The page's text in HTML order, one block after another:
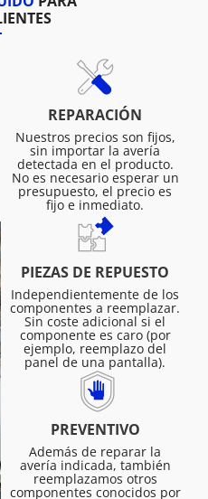
REPARACIÓN
Nuestros precios son fijos,
sin importar la avería
detectada en el producto.
No es necesario esperar un
presupuesto, el precio es
fijo e inmediato.
PIEZAS DE REPUESTO
Independientemente de los
componentes a reemplazar.
Sin coste adicional si el
componente es caro (por
ejemplo, reemplazo del
panel de una pantalla).
PREVENTIVO
Además de reparar la
avería indicada, también
reemplazamos otros
componentes conocidos por